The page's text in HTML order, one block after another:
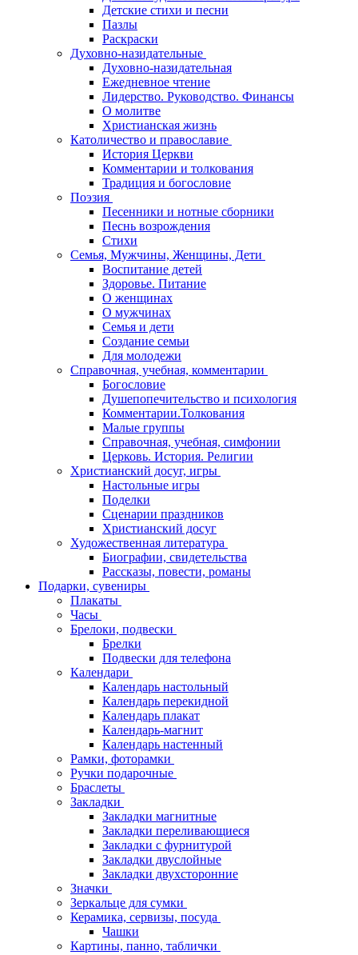
Детские стихи и песни
Пазлы
Раскраски
Духовно-назидательные
Духовно-назидательная
Ежедневное чтение
Лидерство. Руководство. Финансы
О молитве
Христианская жизнь
Католичество и православие
История Церкви
Комментарии и толкования
Традиция и богословие
Поэзия
Песенники и нотные сборники
Песнь возрождения
Стихи
Семья, Мужчины, Женщины, Дети
Воспитание детей
Здоровье. Питание
О женщинах
О мужчинах
Семья и дети
Создание семьи
Для молодежи
Справочная, учебная, комментарии
Богословие
Душепопечительство и психология
Комментарии.Толкования
Малые группы
Справочная, учебная, симфонии
Церковь. История. Религии
Христианский досуг, игры
Настольные игры
Поделки
Сценарии праздников
Христианский досуг
Художественная литература
Биографии, свидетельства
Рассказы, повести, романы
Подарки, сувениры
Плакаты
Часы
Брелоки, подвески
Брелки
Подвески для телефона
Календари
Календарь настольный
Календарь перекидной
Календарь плакат
Календарь-магнит
Календарь настенный
Рамки, фоторамки
Ручки подарочные
Браслеты
Закладки
Закладки магнитные
Закладки переливающиеся
Закладки с фурнитурой
Закладки двуслойные
Закладки двухсторонние
Значки
Зеркальце для сумки
Керамика, сервизы, посуда
Чашки
Картины, панно, таблички